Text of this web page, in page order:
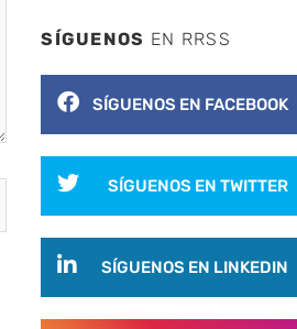
SÍGUENOS EN RRSS
SÍGUENOS EN FACEBOOK
SÍGUENOS EN TWITTER
SÍGUENOS EN LINKEDIN